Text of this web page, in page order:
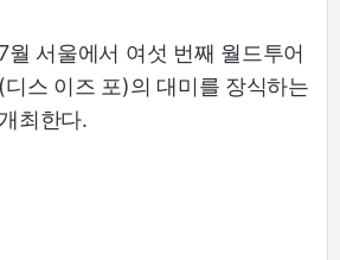
월 서울에서 여섯 번째 월드투어
스 이즈 포)의 대미를 장식하는
최한다.